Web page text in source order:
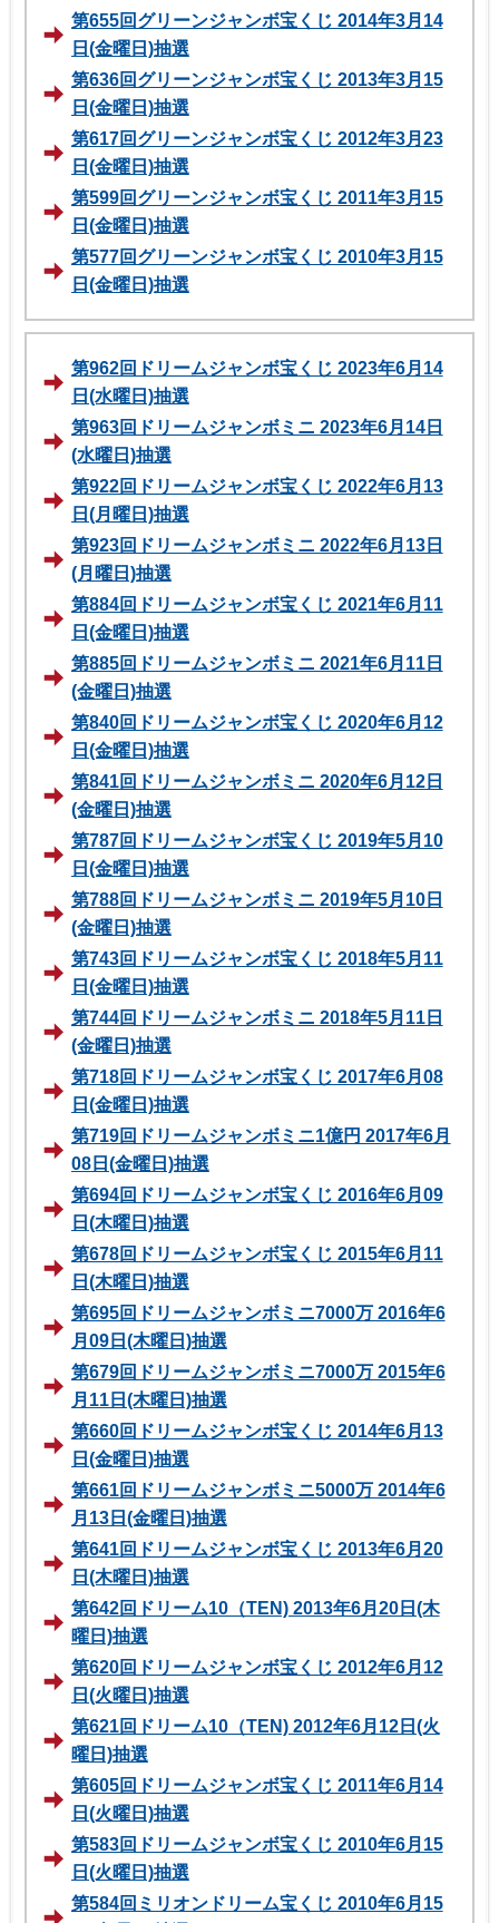
第655回グリーンジャンボ宝くじ 2014年3月14
日(金曜日)抽選
第636回グリーンジャンボ宝くじ 2013年3月15
日(金曜日)抽選
第617回グリーンジャンボ宝くじ 2012年3月23
日(金曜日)抽選
第599回グリーンジャンボ宝くじ 2011年3月15
日(金曜日)抽選
第577回グリーンジャンボ宝くじ 2010年3月15
日(金曜日)抽選
第962回ドリームジャンボ宝くじ 2023年6月14
日(水曜日)抽選
第963回ドリームジャンボミニ 2023年6月14日
(水曜日)抽選
第922回ドリームジャンボ宝くじ 2022年6月13
日(月曜日)抽選
第923回ドリームジャンボミニ 2022年6月13日
(月曜日)抽選
第884回ドリームジャンボ宝くじ 2021年6月11
日(金曜日)抽選
第885回ドリームジャンボミニ 2021年6月11日
(金曜日)抽選
第840回ドリームジャンボ宝くじ 2020年6月12
日(金曜日)抽選
第841回ドリームジャンボミニ 2020年6月12日
(金曜日)抽選
第787回ドリームジャンボ宝くじ 2019年5月10
日(金曜日)抽選
第788回ドリームジャンボミニ 2019年5月10日
(金曜日)抽選
第743回ドリームジャンボ宝くじ 2018年5月11
日(金曜日)抽選
第744回ドリームジャンボミニ 2018年5月11日
(金曜日)抽選
第718回ドリームジャンボ宝くじ 2017年6月08
日(金曜日)抽選
第719回ドリームジャンボミニ1億円 2017年6月
08日(金曜日)抽選
第694回ドリームジャンボ宝くじ 2016年6月09
日(木曜日)抽選
第678回ドリームジャンボ宝くじ 2015年6月11
日(木曜日)抽選
第695回ドリームジャンボミニ7000万 2016年6
月09日(木曜日)抽選
第679回ドリームジャンボミニ7000万 2015年6
月11日(木曜日)抽選
第660回ドリームジャンボ宝くじ 2014年6月13
日(金曜日)抽選
第661回ドリームジャンボミニ5000万 2014年6
月13日(金曜日)抽選
第641回ドリームジャンボ宝くじ 2013年6月20
日(木曜日)抽選
第642回ドリーム10（TEN) 2013年6月20日(木
曜日)抽選
第620回ドリームジャンボ宝くじ 2012年6月12
日(火曜日)抽選
第621回ドリーム10（TEN) 2012年6月12日(火
曜日)抽選
第605回ドリームジャンボ宝くじ 2011年6月14
日(火曜日)抽選
第583回ドリームジャンボ宝くじ 2010年6月15
日(火曜日)抽選
第584回ミリオンドリーム宝くじ 2010年6月15